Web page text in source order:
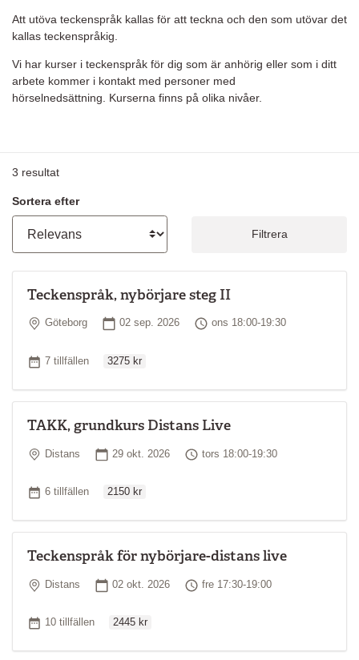
Att utöva teckenspråk kallas för att teckna och den som utövar det
kallas teckenspråkig.
Vi har kurser i teckenspråk för dig som är anhörig eller som i ditt
arbete kommer i kontakt med personer med
hörselnedsättning. Kurserna finns på olika nivåer.
3 resultat
Sortera efter
Filtrera
Teckenspråk, nybörjare steg II
Plats
Göteborg Startdatum
02 sep. 2026 Tid
ons 18:00-19:30
Antal tillfällen
7 tillfällen 3275 kr
TAKK, grundkurs Distans Live
Plats
Distans Startdatum
29 okt. 2026 Tid
tors 18:00-19:30
Antal tillfällen
6 tillfällen 2150 kr
Teckenspråk för nybörjare-distans live
Plats
Distans Startdatum
02 okt. 2026 Tid
fre 17:30-19:00
Antal tillfällen
10 tillfällen 2445 kr